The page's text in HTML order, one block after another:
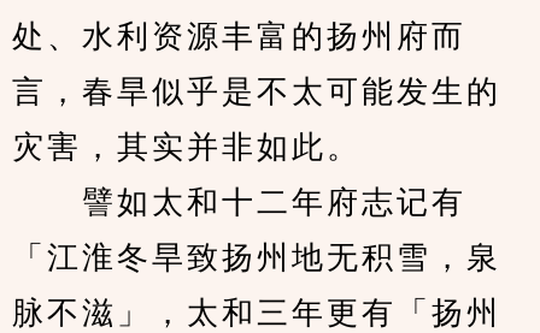
处、水利资源丰富的扬州府而
言，春旱似乎是不太可能发生的
灾害，其实并非如此。
譬如太和十二年府志记有
「江淮冬旱致扬州地无积雪，泉
脉不滋」，太和三年更有「扬州